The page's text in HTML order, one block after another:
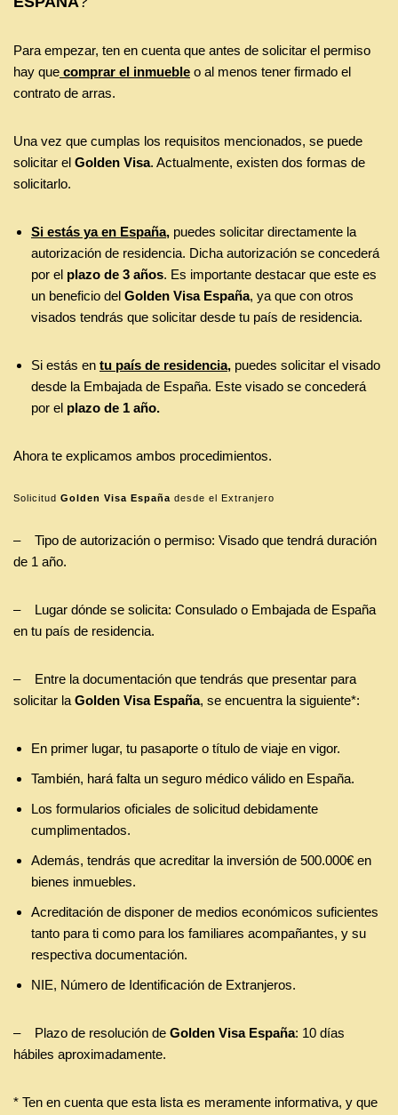
Para empezar, ten en cuenta que antes de solicitar el permiso
hay que comprar el inmueble o al menos tener firmado el
contrato de arras.
Una vez que cumplas los requisitos mencionados, se puede
solicitar el Golden Visa. Actualmente, existen dos formas de
solicitarlo.
Si estás ya en España, puedes solicitar directamente la
autorización de residencia. Dicha autorización se concederá
por el plazo de 3 años. Es importante destacar que este es
un beneficio del Golden Visa España, ya que con otros
visados tendrás que solicitar desde tu país de residencia.
Si estás en tu país de residencia, puedes solicitar el visado
desde la Embajada de España. Este visado se concederá
por el plazo de 1 año.
Ahora te explicamos ambos procedimientos.
Solicitud Golden Visa España desde el Extranjero
– Tipo de autorización o permiso: Visado que tendrá duración
de 1 año.
– Lugar dónde se solicita: Consulado o Embajada de España
en tu país de residencia.
– Entre la documentación que tendrás que presentar para
solicitar la Golden Visa España, se encuentra la siguiente*:
En primer lugar, tu pasaporte o título de viaje en vigor.
También, hará falta un seguro médico válido en España.
Los formularios oficiales de solicitud debidamente
cumplimentados.
Además, tendrás que acreditar la inversión de 500.000€ en
bienes inmuebles.
Acreditación de disponer de medios económicos suficientes
tanto para ti como para los familiares acompañantes, y su
respectiva documentación.
NIE, Número de Identificación de Extranjeros.
– Plazo de resolución de Golden Visa España: 10 días
hábiles aproximadamente.
* Ten en cuenta que esta lista es meramente informativa, y que